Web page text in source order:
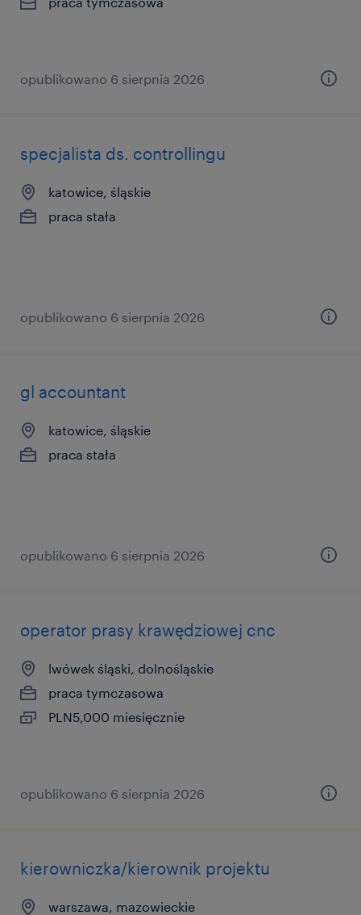
opublikowano 6 sierpnia 2026
specjalista ds. controllingu
katowice, śląskie
praca stała
opublikowano 6 sierpnia 2026
gl accountant
katowice, śląskie
praca stała
opublikowano 6 sierpnia 2026
operator prasy krawędziowej cnc
lwówek śląski, dolnośląskie
praca tymczasowa
PLN5,000 miesięcznie
opublikowano 6 sierpnia 2026
kierowniczka/kierownik projektu
warszawa, mazowieckie